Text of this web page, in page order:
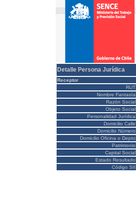
Detalle Persona Jurídica
Receptor
RUT
Nombre Fantasía
Razón Social
Objeto Social
Personalidad Jurídica
Domicilio Calle
Domicilio Número
Domicilio Oficina o Depto
Patrimonio
Capital Social
Estado Resultado
Código SII